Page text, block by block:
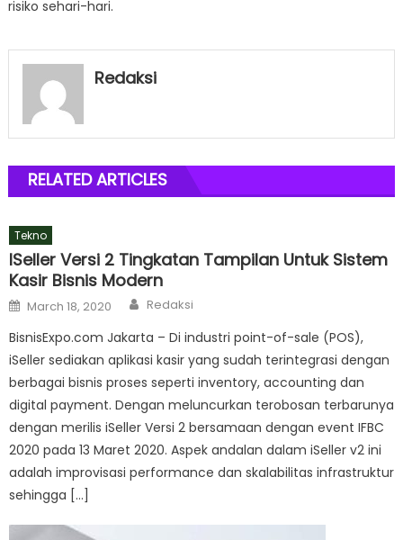
risiko sehari-hari.
Redaksi
RELATED ARTICLES
Tekno
ISeller Versi 2 Tingkatan Tampilan Untuk Sistem
Kasir Bisnis Modern
Posted
on
March 18, 2020 Author
Redaksi
BisnisExpo.com Jakarta – Di industri point-of-sale (POS),
iSeller sediakan aplikasi kasir yang sudah terintegrasi dengan
berbagai bisnis proses seperti inventory, accounting dan
digital payment. Dengan meluncurkan terobosan terbarunya
dengan merilis iSeller Versi 2 bersamaan dengan event IFBC
2020 pada 13 Maret 2020. Aspek andalan dalam iSeller v2 ini
adalah improvisasi performance dan skalabilitas infrastruktur
sehingga […]